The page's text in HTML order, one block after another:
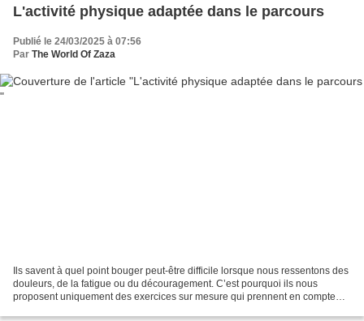
L'activité physique adaptée dans le parcours
Publié le 24/03/2025 à 07:56
Par The World Of Zaza
Ils savent à quel point bouger peut-être difficile lorsque nous ressentons des
douleurs, de la fatigue ou du découragement. C’est pourquoi ils nous
proposent uniquement des exercices sur mesure qui prennent en compte